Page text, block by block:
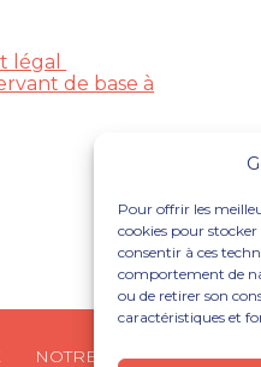
Pour offrir les
cookies pour
consentir à ces
comportement de
ou de retirer son
caractéristiques et
légal
de base à
NOTRE CABINET